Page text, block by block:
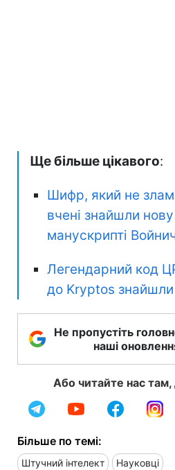
Ще більше цікавого:
Шифр, який не
вчені знайшли нову
манускрипті
Легендарний код
до Kryptos знайшли
Не пропустіть
наші
Або читайте нас
Більше по темі:
Штучний інтелект Науковці